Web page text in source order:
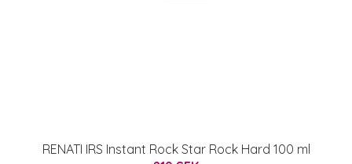
RENATI IRS Instant Rock Star Rock Hard 100 ml